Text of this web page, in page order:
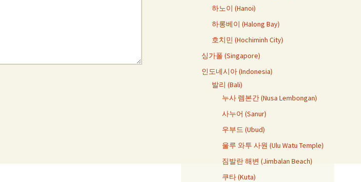
하노이 (Hanoi)
하롱베이 (Halong Bay)
호치민 (Hochiminh City)
싱가폴 (Singapore)
인도네시아 (Indonesia)
발리 (Bali)
누사 렘본간 (Nusa Lembongan)
사누어 (Sanur)
우부드 (Ubud)
울루 와투 사원 (Ulu Watu Temple)
짐발란 해변 (Jimbalan Beach)
쿠타 (Kuta)